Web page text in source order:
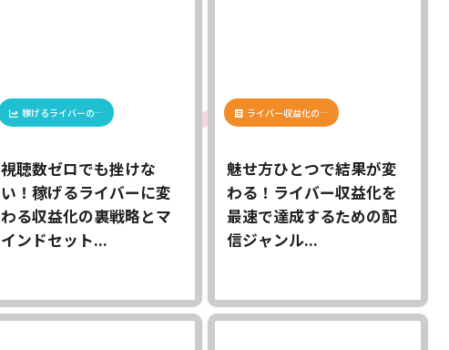
稼げるライバーの…
視聴数ゼロでも挫けな
い！稼げるライバーに変
わる収益化の裏戦略とマ
インドセット...
ライバー収益化の…
魅せ方ひとつで結果が変
わる！ライバー収益化を
最速で達成するための配
信ジャンル...